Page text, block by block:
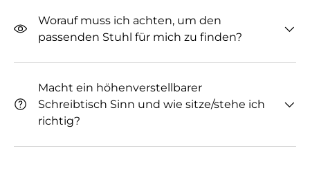
Worauf muss ich achten, um den
passenden Stuhl für mich zu finden?
Macht ein höhenverstellbarer
Schreibtisch Sinn und wie sitze/stehe ich
richtig?